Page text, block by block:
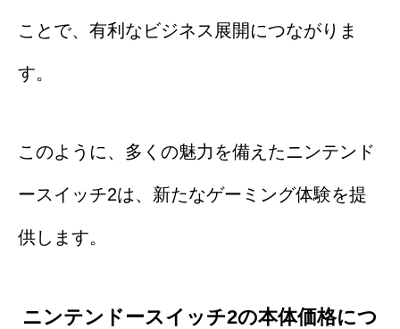
ことで、有利なビジネス展開につながりま
す。
このように、多くの魅力を備えたニンテンド
ースイッチ2は、新たなゲーミング体験を提
供します。
ニンテンドースイッチ2の本体価格につ